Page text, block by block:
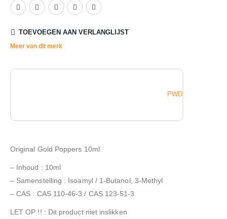
TOEVOEGEN AAN VERLANGLIJST
Meer van dit merk
PWD
Original Gold Poppers 10ml
– Inhoud : 10ml
– Samenstelling : Isoamyl / 1-Butanol, 3-Methyl
– CAS : CAS 110-46-3 / CAS 123-51-3
LET OP !! : Dit product niet inslikken